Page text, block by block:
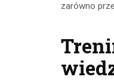
zarówno